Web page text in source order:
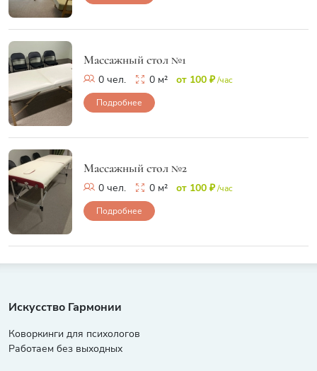
Массажный стол №1
0 чел. 0 м² от 100 ₽/час
Подробнее
Массажный стол №2
0 чел. 0 м² от 100 ₽/час
Подробнее
Искусство Гармонии
Коворкинги для психологов
Работаем без выходных